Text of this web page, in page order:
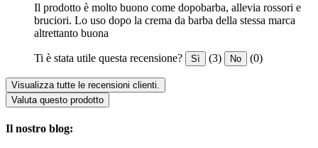
Il prodotto è molto buono come dopobarba, allevia rossori e
bruciori. Lo uso dopo la crema da barba della stessa marca
altrettanto buona
Ti è stata utile questa recensione? Sì (3) No (0)
Visualizza tutte le recensioni clienti.
Valuta questo prodotto
Il nostro blog: